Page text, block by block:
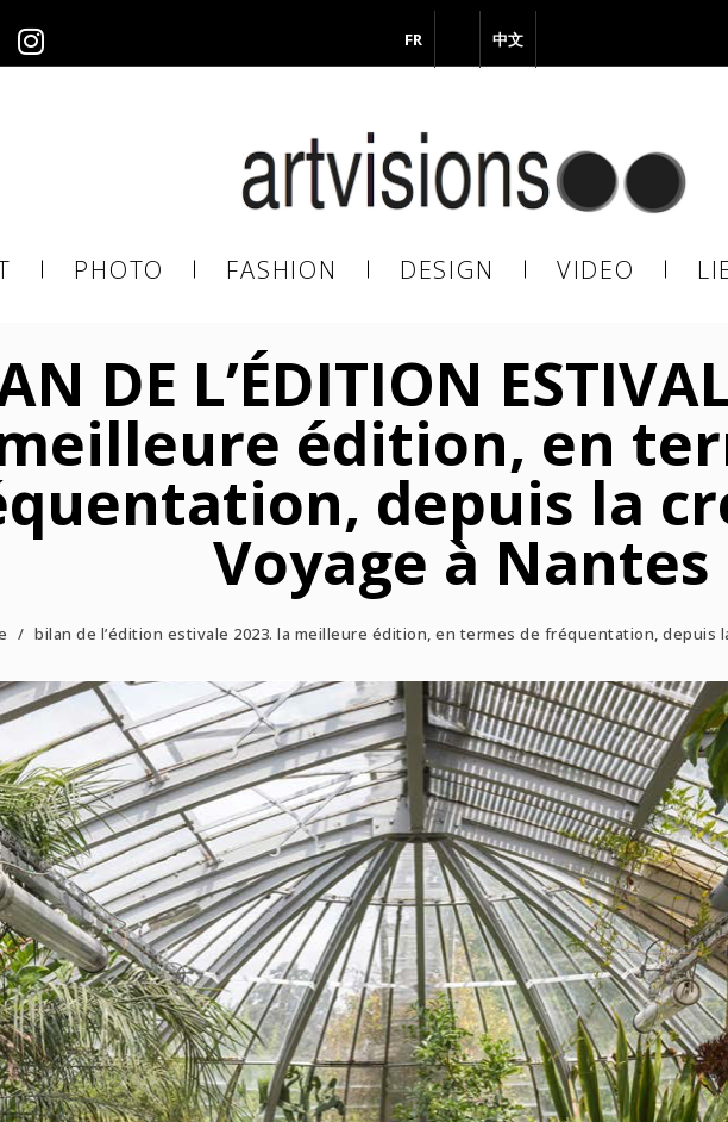
FR 中文
PHOTO FASHION DESIGN VIDEO
DE L’ÉDITION
édition, en
depuis la
Voyage à Nantes
/ bilan de l’édition estivale 2023. la meilleure édition, en termes de fréquentation, depuis
Inscrivez-vous à notre Newsletter !
email pour l’envoi de la Newsletter. En aucun cas elle ne sera transmise
tiers.